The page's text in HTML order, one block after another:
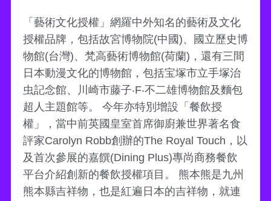
「藝術文化授權」網羅中外知名的藝術及文化
授權品牌，包括故宮博物院(中國)、國立歷史博
物館(台灣)、梵高藝術博物館(荷蘭)，還有三間
日本動漫文化的博物館，包括宝塚市立手塚治
虫記念館、川崎市藤子‧F‧不二雄博物館及麵包
超人主題館等。 今年亦特別增設「餐飲授
權」，當中前英國皇室首席御廚兼世界著名食
評家Carolyn Robb創辦的The Royal Touch，以
及首次參展的嘉饌(Dining Plus)專尚商務餐飲
平台介紹創新的餐飲授權項目。 熊本熊是九州
熊本縣吉祥物，也是紅遍日本的吉祥物，就連